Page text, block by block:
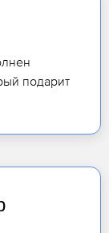
подарит